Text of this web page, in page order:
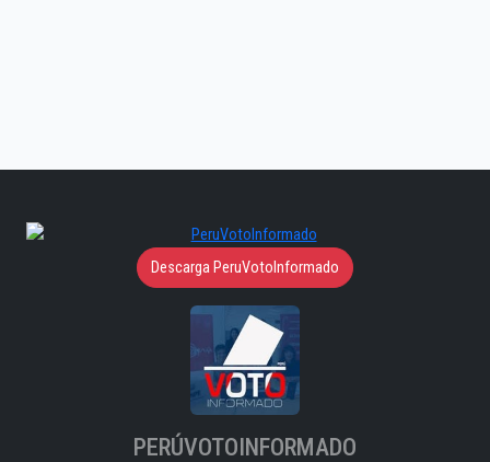
Descarga PeruVotoInformado
PERÚVOTOINFORMADO